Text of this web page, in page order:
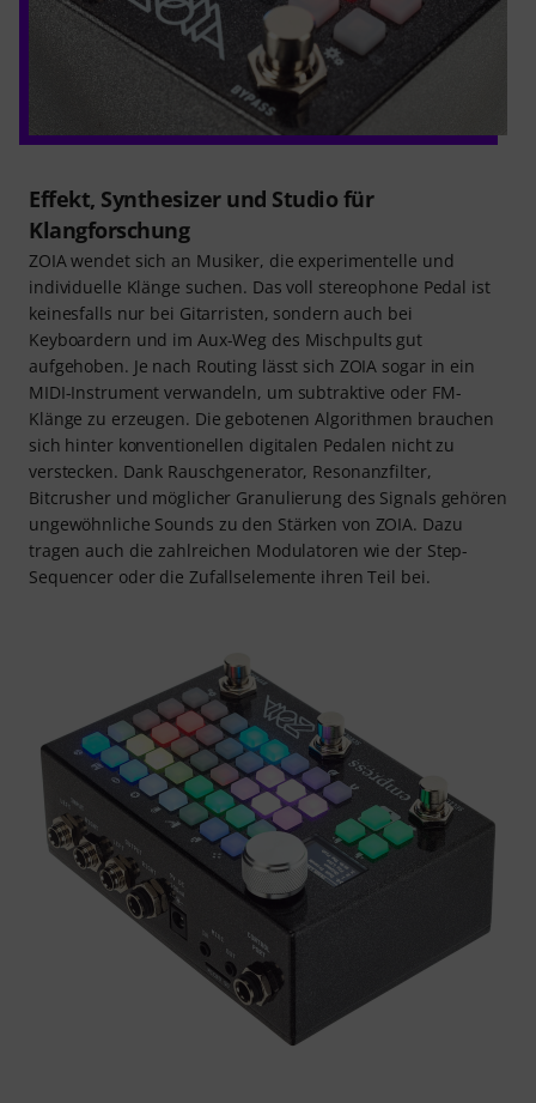
Effekt, Synthesizer und Studio für
Klangforschung
ZOIA wendet sich an Musiker, die experimentelle und
individuelle Klänge suchen. Das voll stereophone Pedal ist
keinesfalls nur bei Gitarristen, sondern auch bei
Keyboardern und im Aux-Weg des Mischpults gut
aufgehoben. Je nach Routing lässt sich ZOIA sogar in ein
MIDI-Instrument verwandeln, um subtraktive oder FM-
Klänge zu erzeugen. Die gebotenen Algorithmen brauchen
sich hinter konventionellen digitalen Pedalen nicht zu
verstecken. Dank Rauschgenerator, Resonanzfilter,
Bitcrusher und möglicher Granulierung des Signals gehören
ungewöhnliche Sounds zu den Stärken von ZOIA. Dazu
tragen auch die zahlreichen Modulatoren wie der Step-
Sequencer oder die Zufallselemente ihren Teil bei.